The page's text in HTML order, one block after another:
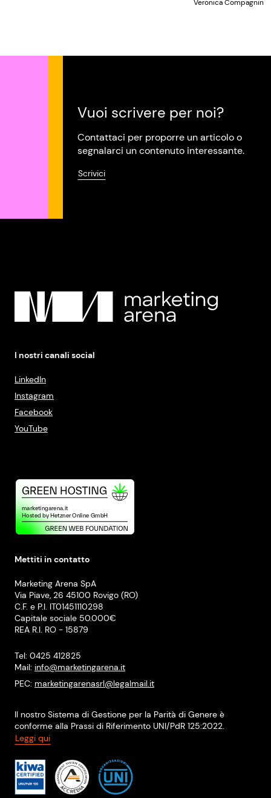
Veronica Compagnin
Vuoi scrivere per noi?
Contattaci per proporre un articolo o
segnalarci un contenuto interessante.
Scrivici
I nostri canali social
LinkedIn
Instagram
Facebook
YouTube
Mettiti in contatto
Marketing Arena SpA
Via Piave, 26 45100 Rovigo (RO)
C.F. e P.I. IT01451110298
Capitale sociale 50.000€
REA R.I. RO - 15879
Tel: 0425 412825
Mail: info@marketingarena.it
PEC: marketingarenasrl@legalmail.it
Il nostro Sistema di Gestione per la Parità di Genere è
conforme alla Prassi di Riferimento UNI/PdR 125:2022.
Leggi qui